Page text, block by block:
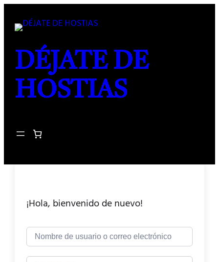
DÉJATE DE
HOSTIAS
¡Hola, bienvenido de nuevo!